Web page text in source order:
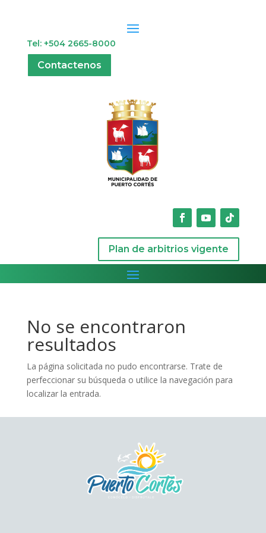
Tel: +504 2665-8000
Contactenos
Plan de arbitrios vigente
No se encontraron
resultados
La página solicitada no pudo encontrarse. Trate de
perfeccionar su búsqueda o utilice la navegación para
localizar la entrada.